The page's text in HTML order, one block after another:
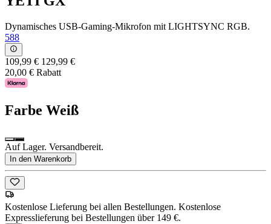
Dynamisches USB-Gaming-Mikrofon mit LIGHTSYNC RGB.
588
109,99 € 129,99 €
20,00 € Rabatt
Farbe Weiß
Auf Lager. Versandbereit.
In den Warenkorb
Kostenlose Lieferung bei allen Bestellungen. Kostenlose
Expresslieferung bei Bestellungen über 149 €.